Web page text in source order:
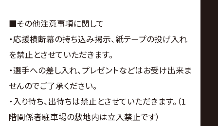
■その他注意事項に関して
・応援横断幕の持ち込み掲示、紙テープの投げ入れ
を禁止とさせていただきます。
・選手への差し入れ、プレゼントなどはお受け出来ま
せんのでご了承ください。
・入り待ち、出待ちは禁止とさせていただきます。（1
階関係者駐車場の敷地内は立入禁止です）